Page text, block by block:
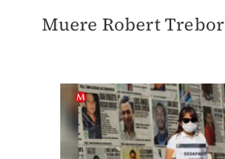
Muere Robert Trebor